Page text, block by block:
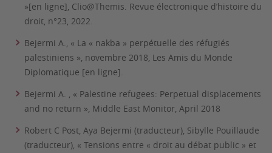
»[en ligne], Clio@Themis. Revue électronique d’histoire du
droit, n°23, 2022.
Bejermi A., « La « nakba » perpétuelle des réfugiés
palestiniens », novembre 2018, Les Amis du Monde
Diplomatique [en ligne].
Bejermi A. , « Palestine refugees: Perpetual displacements
and no return », Middle East Monitor, April 2018
Robert C Post, Aya Bejermi (traducteur), Sibylle Pouillaude
(traducteur), « Tensions entre « droit au débat public » et